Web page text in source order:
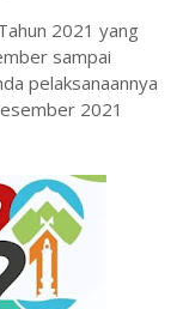
2021 yang
sampai
pelaksanaannya
2021